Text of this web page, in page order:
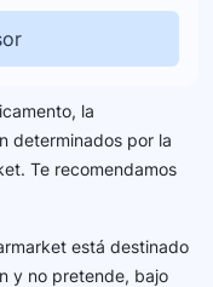
la
determinados por la
Te recomendamos
está destinado
y no pretende, bajo